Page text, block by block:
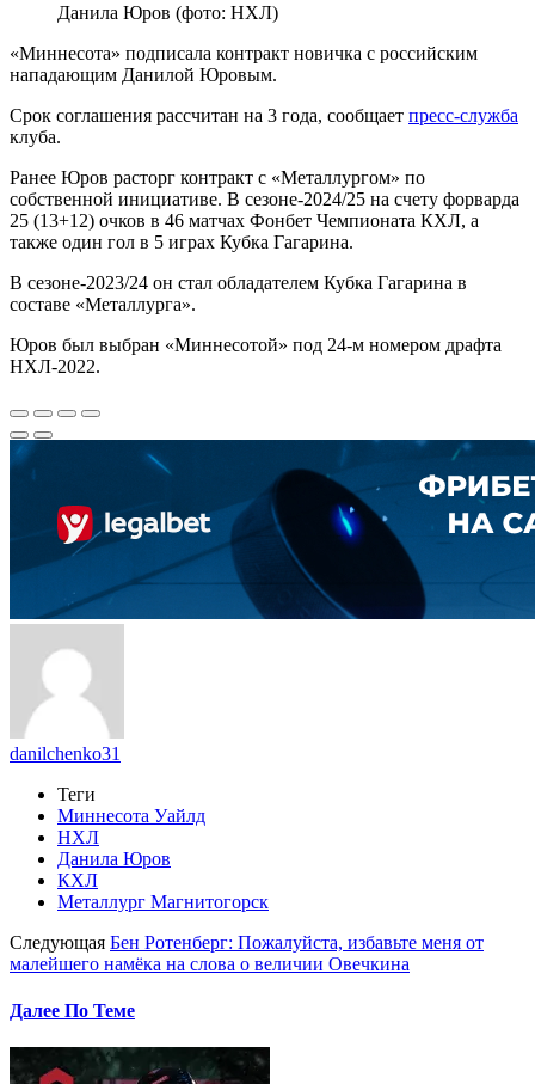
Данила Юров (фото: НХЛ)
«Миннесота» подписала контракт новичка с российским
нападающим Данилой Юровым.
Срок соглашения рассчитан на 3 года, сообщает пресс-служба
клуба.
Ранее Юров расторг контракт с «Металлургом» по
собственной инициативе. В сезоне-2024/25 на счету форварда
25 (13+12) очков в 46 матчах Фонбет Чемпионата КХЛ, а
также один гол в 5 играх Кубка Гагарина.
В сезоне-2023/24 он стал обладателем Кубка Гагарина в
составе «Металлурга».
Юров был выбран «Миннесотой» под 24-м номером драфта
НХЛ-2022.
danilchenko31
Теги
Миннесота Уайлд
НХЛ
Данила Юров
КХЛ
Металлург Магнитогорск
Следующая Бен Ротенберг: Пожалуйста, избавьте меня от
малейшего намёка на слова о величии Овечкина
Далее По Теме